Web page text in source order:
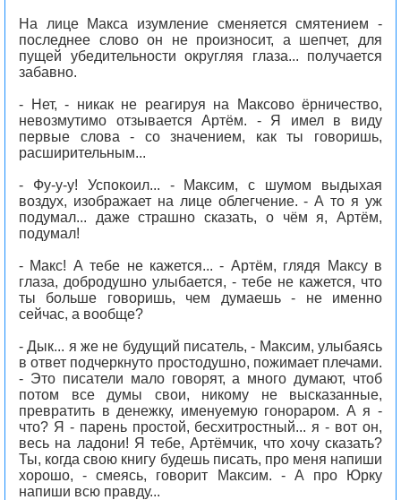
На лице Макса изумление сменяется смятением -
последнее слово он не произносит, а шепчет, для
пущей убедительности округляя глаза... получается
забавно.
- Нет, - никак не реагируя на Максово ёрничество,
невозмутимо отзывается Артём. - Я имел в виду
первые слова - со значением, как ты говоришь,
расширительным...
- Фу-у-у! Успокоил... - Максим, с шумом выдыхая
воздух, изображает на лице облегчение. - А то я уж
подумал... даже страшно сказать, о чём я, Артём,
подумал!
- Макс! А тебе не кажется... - Артём, глядя Максу в
глаза, добродушно улыбается, - тебе не кажется, что
ты больше говоришь, чем думаешь - не именно
сейчас, а вообще?
- Дык... я же не будущий писатель, - Максим, улыбаясь
в ответ подчеркнуто простодушно, пожимает плечами.
- Это писатели мало говорят, а много думают, чтоб
потом все думы свои, никому не высказанные,
превратить в денежку, именуемую гонораром. А я -
что? Я - парень простой, бесхитростный... я - вот он,
весь на ладони! Я тебе, Артёмчик, что хочу сказать?
Ты, когда свою книгу будешь писать, про меня напиши
хорошо, - смеясь, говорит Максим. - А про Юрку
напиши всю правду...